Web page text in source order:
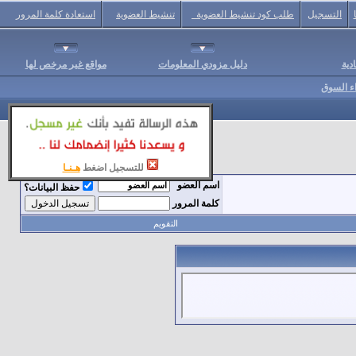
للتسجيل اضغط هـنـا
التسجيل طلب كود تنشيط العضوية تنشيط العضوية استعادة كلمة المرور
دليل مزودي المعلومات مواقع غير مرخص لها
السوق
اسم العضو
حفظ البيانات؟
كلمة المرور
التقويم